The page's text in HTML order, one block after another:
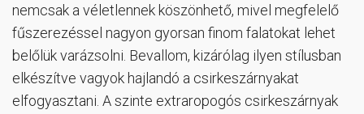
nemcsak a véletlennek köszönhető, mivel megfelelő
fűszerezéssel nagyon gyorsan finom falatokat lehet
belőlük varázsolni. Bevallom, kizárólag ilyen stílusban
elkészítve vagyok hajlandó a csirkeszárnyakat
elfogyasztani. A szinte extraropogós csirkeszárnyak